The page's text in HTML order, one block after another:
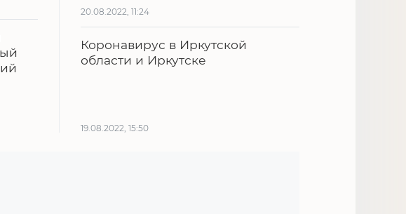
20.08.2022, 11:24
Коронавирус в Иркутской
области и Иркутске
19.08.2022, 15:50